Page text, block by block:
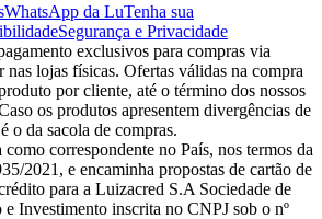
WhatsApp da LuTenha sua
Segurança e Privacidade
exclusivos para compras via
lojas físicas. Ofertas válidas na compra
por cliente, até o término dos nossos
os produtos apresentem divergências de
o da sacola de compras.
correspondente no País, nos termos da
2021, e encaminha propostas de cartão de
para a Luizacred S.A Sociedade de
Investimento inscrita no CNPJ sob o nº